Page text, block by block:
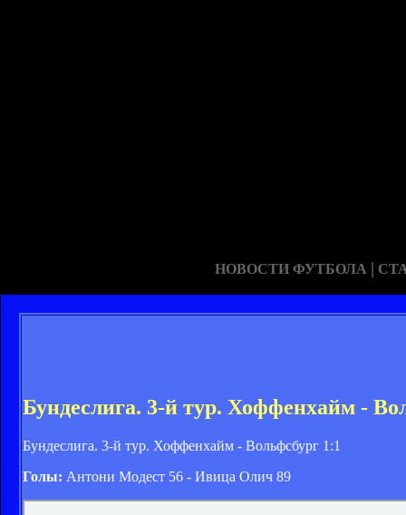
НОВОСТИ ФУТБОЛА |
Бундеслига. 3-й тур. Хоффенхайм -
Бундеслига. 3-й тур. Хоффенхайм - Вольфсбург 1:1
Голы: Антони Модест 56 - Ивица Олич 89